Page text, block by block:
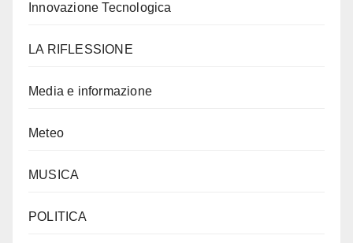
Innovazione Tecnologica
LA RIFLESSIONE
Media e informazione
Meteo
MUSICA
POLITICA